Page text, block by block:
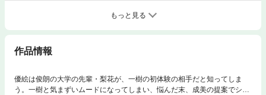
もっと見る
作品情報
優絵は俊朗の大学の先輩・梨花が、一樹の初体験の相手だと知ってしま
う。一樹と気まずいムードになってしまい、悩んだ末、成美の提案でシー